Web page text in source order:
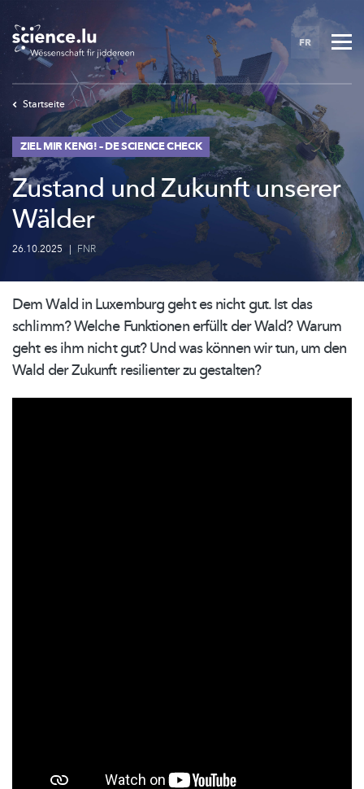
to
main
content
FR
Startseite
ZIEL MIR KENG! – DE SCIENCE CHECK
Zustand und Zukunft unserer
Wälder
26.10.2025 | FNR
Dem Wald in Luxemburg geht es nicht gut. Ist das
schlimm? Welche Funktionen erfüllt der Wald? Warum
geht es ihm nicht gut? Und was können wir tun, um den
Wald der Zukunft resilienter zu gestalten?